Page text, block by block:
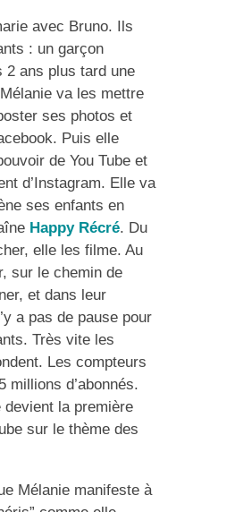
avec Bruno. Ils
: un garçon
2 ans plus tard une
va les mettre
ses photos et
Puis elle
de You Tube et
d’Instagram. Elle va
ses enfants en
Happy Récré. Du
elle les filme. Au
sur le chemin de
et dans leur
a pas de pause pour
Très vite les
Les compteurs
millions d’abonnés.
devient la première
sur le thème des
Mélanie manifeste à